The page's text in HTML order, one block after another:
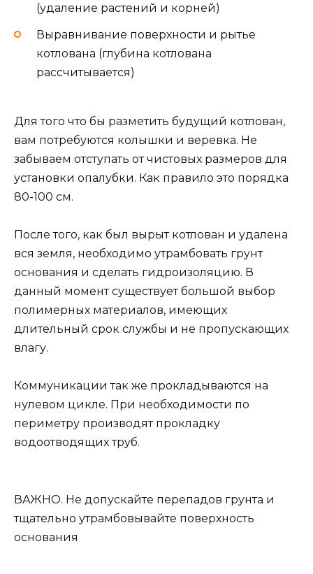
(удаление растений и корней)
Выравнивание поверхности и рытье
котлована (глубина котлована
рассчитывается)
Для того что бы разметить будущий котлован,
вам потребуются колышки и веревка. Не
забываем отступать от чистовых размеров для
установки опалубки. Как правило это порядка
80-100 см.
После того, как был вырыт котлован и удалена
вся земля, необходимо утрамбовать грунт
основания и сделать гидроизоляцию. В
данный момент существует большой выбор
полимерных материалов, имеющих
длительный срок службы и не пропускающих
влагу.
Коммуникации так же прокладываются на
нулевом цикле. При необходимости по
периметру производят прокладку
водоотводящих труб.
ВАЖНО. Не допускайте перепадов грунта и
тщательно утрамбовывайте поверхность
основания